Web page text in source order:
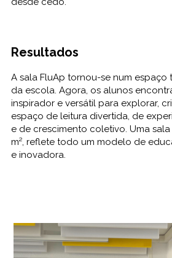
Resultados
A sala FluAp tornou-se num
da escola. Agora, os alunos
inspirador e versátil para explorar,
espaço de leitura divertida, de
e de crescimento coletivo. Uma
m², reflete todo um modelo de
e inovadora.